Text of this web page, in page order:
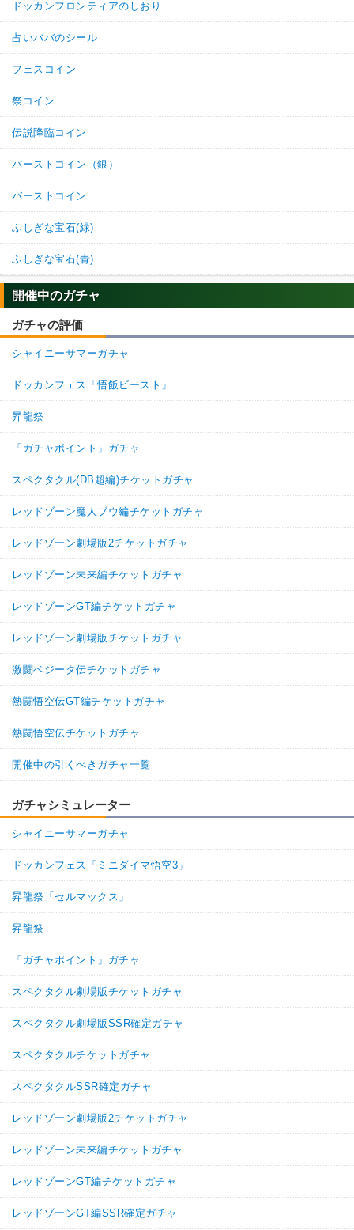
ドッカンフロンティアのしおり
占いババのシール
フェスコイン
祭コイン
伝説降臨コイン
バーストコイン（銀）
バーストコイン
ふしぎな宝石(緑)
ふしぎな宝石(青)
開催中のガチャ
ガチャの評価
シャイニーサマーガチャ
ドッカンフェス「悟飯ビースト」
昇龍祭
「ガチャポイント」ガチャ
スペクタクル(DB超編)チケットガチャ
レッドゾーン魔人ブウ編チケットガチャ
レッドゾーン劇場版2チケットガチャ
レッドゾーン未来編チケットガチャ
レッドゾーンGT編チケットガチャ
レッドゾーン劇場版チケットガチャ
激闘ベジータ伝チケットガチャ
熱闘悟空伝GT編チケットガチャ
熱闘悟空伝チケットガチャ
開催中の引くべきガチャ一覧
ガチャシミュレーター
シャイニーサマーガチャ
ドッカンフェス「ミニダイマ悟空3」
昇龍祭「セルマックス」
昇龍祭
「ガチャポイント」ガチャ
スペクタクル劇場版チケットガチャ
スペクタクル劇場版SSR確定ガチャ
スペクタクルチケットガチャ
スペクタクルSSR確定ガチャ
レッドゾーン劇場版2チケットガチャ
レッドゾーン未来編チケットガチャ
レッドゾーンGT編チケットガチャ
レッドゾーンGT編SSR確定ガチャ